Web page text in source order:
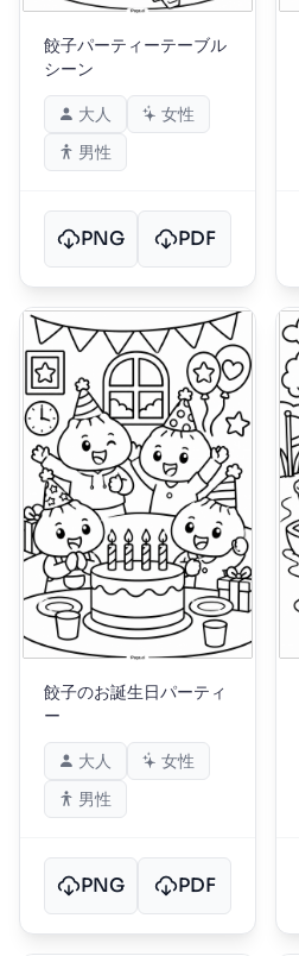
餃子パーティーテーブル
シーン
大人
女性
男性
PNG PDF
餃子のお誕生日パーティ
ー
大人
女性
男性
PNG PDF